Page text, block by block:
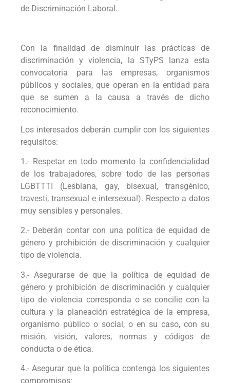
de Discriminación Laboral.
Con la finalidad de disminuir las prácticas de
discriminación y violencia, la STyPS lanza esta
convocatoria para las empresas, organismos
públicos y sociales, que operan en la entidad para
que se sumen a la causa a través de dicho
reconocimiento.
Los interesados deberán cumplir con los siguientes
requisitos:
1.- Respetar en todo momento la confidencialidad
de los trabajadores, sobre todo de las personas
LGBTTTI (Lesbiana, gay, bisexual, transgénico,
travesti, transexual e intersexual). Respecto a datos
muy sensibles y personales.
2.- Deberán contar con una política de equidad de
género y prohibición de discriminación y cualquier
tipo de violencia.
3.- Asegurarse de que la política de equidad de
género y prohibición de discriminación y cualquier
tipo de violencia corresponda o se concilie con la
cultura y la planeación estratégica de la empresa,
organismo público o social, o en su caso, con su
misión, visión, valores, normas y códigos de
conducta o de ética.
4.- Asegurar que la política contenga los siguientes
compromisos: